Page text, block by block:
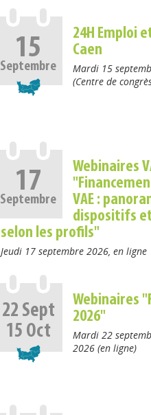
15
Septembre
24H Emploi
Caen
Mardi 15
(Centre de
17
Septembre
Webinaires
VAE :
dispositifs
selon les profils"
Jeudi 17 septembre 2026, en ligne
22 Sept
15 Oct
Webinaires
2026"
Mardi 22
2026 (en ligne)